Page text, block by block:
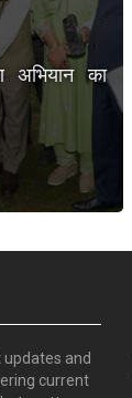
अभियान का
and
current